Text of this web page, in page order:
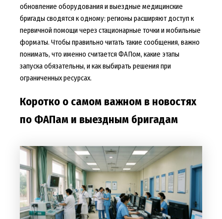
обновление оборудования и выездные медицинские
бригады сводятся к одному: регионы расширяют доступ к
первичной помощи через стационарные точки и мобильные
форматы. Чтобы правильно читать такие сообщения, важно
понимать, что именно считается ФАПом, какие этапы
запуска обязательны, и как выбирать решения при
ограниченных ресурсах.
Коротко о самом важном в новостях
по ФАПам и выездным бригадам